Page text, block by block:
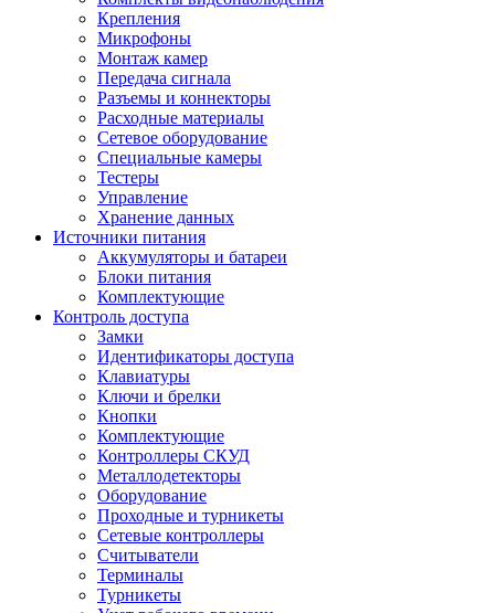
Крепления
Микрофоны
Монтаж камер
Передача сигнала
Разъемы и коннекторы
Расходные материалы
Сетевое оборудование
Специальные камеры
Тестеры
Управление
Хранение данных
Источники питания
Аккумуляторы и батареи
Блоки питания
Комплектующие
Контроль доступа
Замки
Идентификаторы доступа
Клавиатуры
Ключи и брелки
Кнопки
Комплектующие
Контроллеры СКУД
Металлодетекторы
Оборудование
Проходные и турникеты
Сетевые контроллеры
Считыватели
Терминалы
Турникеты